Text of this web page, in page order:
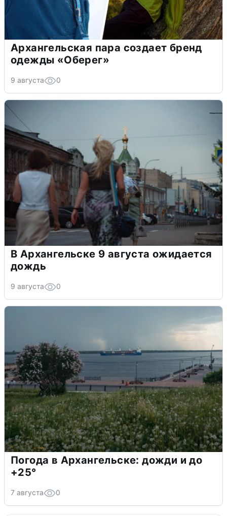
Архангельская пара создает бренд
одежды «Оберег»
9 августа 0
В Архангельске 9 августа ожидается
дождь
9 августа 0
Погода в Архангельске: дожди и до
+25°
7 августа 0